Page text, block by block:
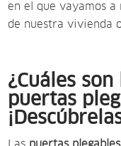
en el que vayamos
de nuestra vivienda
¿Cuáles
puertas